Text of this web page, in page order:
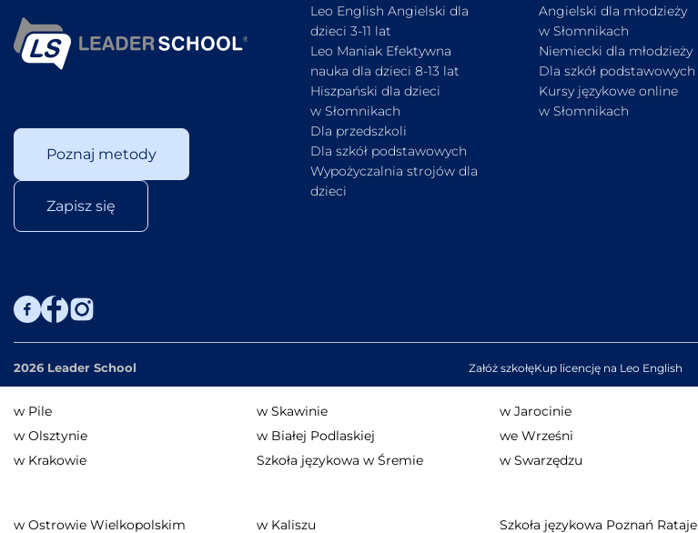
Poznaj metody
Zapisz się
Leo English Angielski dla
dzieci 3-11 lat
Leo Maniak Efektywna
nauka dla dzieci 8-13 lat
Hiszpański dla dzieci
w Słomnikach
Dla przedszkoli
Dla szkół podstawowych
Wypożyczalnia strojów dla
dzieci
Angielski dla młodzieży
w Słomnikach
Niemiecki dla młodzieży
Dla szkół podstawowych
Kursy językowe online
w Słomnikach
2026 Leader School Załóż szkołęKup licencję na Leo English
w Pile w Skawinie w Jarocinie
w Olsztynie
w Białej Podlaskiej we Wrześni
w Krakowie
Szkoła językowa w Śremie w Swarzędzu
w Ostrowie Wielkopolskim
w Kaliszu Szkoła językowa Poznań Rataje